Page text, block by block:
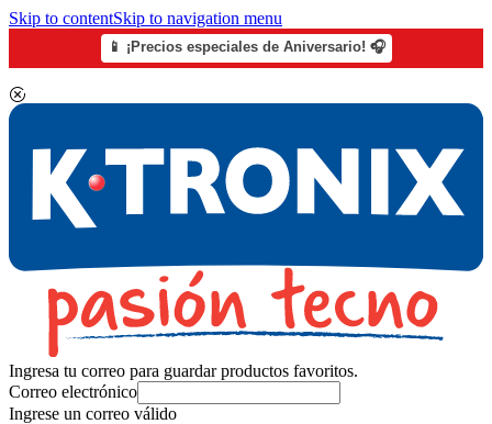
Skip to contentSkip to navigation menu
📱 ¡Precios especiales de Aniversario! 🎧
Ingresa tu correo para guardar productos favoritos.
Correo electrónico
Ingrese un correo válido